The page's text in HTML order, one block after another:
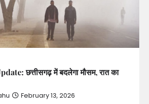
छत्तीसगढ़ में बदलेगा मौसम, रात का
February 13, 2026